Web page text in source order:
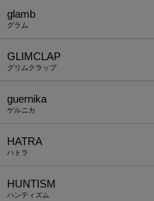
glamb
グラム
GLIMCLAP
グリムクラップ
guernika
ゲルニカ
HATRA
ハトラ
HUNTISM
ハンティズム